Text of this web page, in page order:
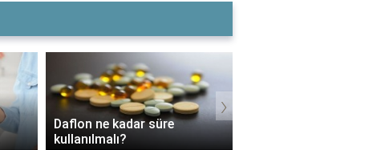
Daflon ne kadar süre
kullanılmalı?
›